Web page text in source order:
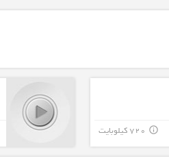
720 کیلوبایت info_outline